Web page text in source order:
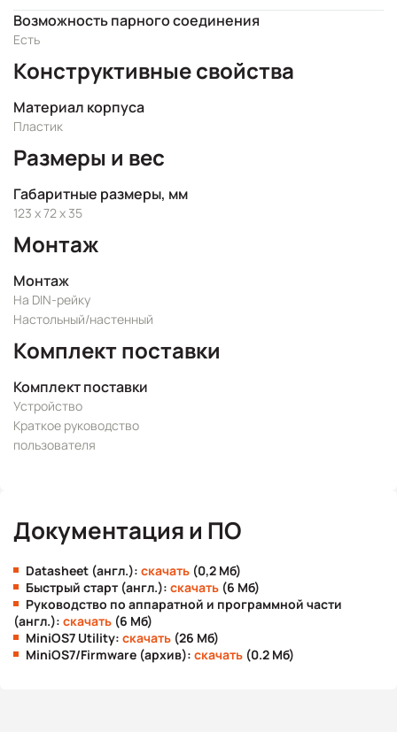
Возможность парного соединения
Есть
Конструктивные свойства
Материал корпуса
Пластик
Размеры и вес
Габаритные размеры, мм
123 x 72 x 35
Монтаж
Монтаж
На DIN-рейку
Настольный/настенный
Комплект поставки
Комплект поставки
Устройство
Краткое руководство
пользователя
Документация и ПО
Datasheet (англ.): скачать (0,2 Мб)
Быстрый старт (англ.): скачать (6 Мб)
Руководство по аппаратной и программной части
(англ.): скачать (6 Мб)
MiniOS7 Utility: скачать (26 Мб)
MiniOS7/Firmware (архив): скачать (0.2 Мб)